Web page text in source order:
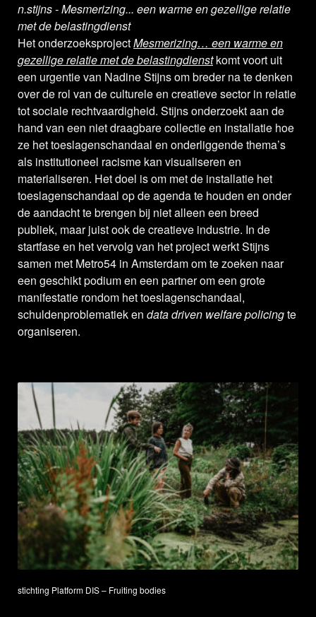
n.stijns - Mesmerizing... een warme en gezellige relatie
met de belastingdienst
Het onderzoeksprojectMesmerizing… een warme en
gezellige relatie met de belastingdienstkomt voort uit
een urgentie van Nadine Stijns om breder na te denken
over de rol van de culturele en creatieve sector in relatie
tot sociale rechtvaardigheid. Stijns onderzoekt aan de
hand van een niet draagbare collectie en installatie hoe
ze het toeslagenschandaal en onderliggende thema’s
als institutioneel racisme kan visualiseren en
materialiseren. Het doel is om met de installatie het
toeslagenschandaal op de agenda te houden en onder
de aandacht te brengen bij niet alleen een breed
publiek, maar juist ook de creatieve industrie. In de
startfase en het vervolg van het project werkt Stijns
samen met Metro54 in Amsterdam om te zoeken naar
een geschikt podium en een partner om een grote
manifestatie rondom het toeslagenschandaal,
schuldenproblematiek en data driven welfare policingte
organiseren.
stichting Platform DIS – Fruiting bodies